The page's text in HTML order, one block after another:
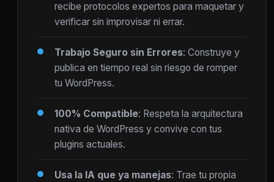
recibe protocolos expertos para maquetar y
verificar sin improvisar ni errar.
Trabajo Seguro sin Errores: Construye y
publica en tiempo real sin riesgo de romper
tu WordPress.
100% Compatible: Respeta la arquitectura
nativa de WordPress y convive con tus
plugins actuales.
Usa la IA que ya manejas: Trae tu propia